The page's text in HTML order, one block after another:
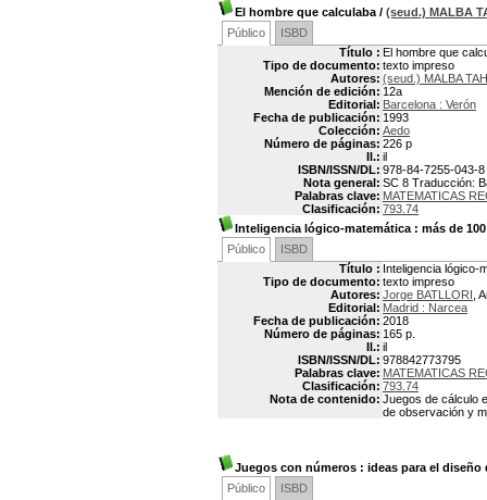
El hombre que calculaba / (seud.) MALBA
Público
ISBD
Título : El hombre que
Tipo de documento: texto impreso
Autores: (seud.) MALBA
Mención de edición: 12a
Editorial: Barcelona : Verón
Fecha de publicación: 1993
Colección: Aedo
Número de páginas: 226 p
Il.: il
ISBN/ISSN/DL: 978-84-7255-043-8
Nota general: SC 8 Traducción:
Palabras clave: MATEMATICAS
Clasificación: 793.74
Inteligencia lógico-matemática : más de
Público
ISBD
Título : Inteligencia lógico-
Tipo de documento: texto impreso
Autores: Jorge BATLLORI ,
Editorial: Madrid : Narcea
Fecha de publicación: 2018
Número de páginas: 165 p.
Il.: il
ISBN/ISSN/DL: 978842773795
Palabras clave: MATEMATICAS
Clasificación: 793.74
Nota de contenido: Juegos de cálculo
de observación y
Juegos con números : ideas para el diseño
Público
ISBD